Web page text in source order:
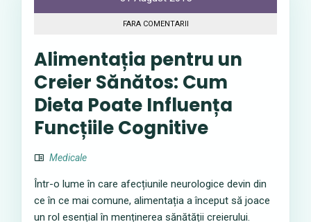
FARA COMENTARII
Alimentația pentru un
Creier Sănătos: Cum
Dieta Poate Influența
Funcțiile Cognitive
Medicale
Într-o lume în care afecțiunile neurologice devin din
ce în ce mai comune, alimentația a început să joace
un rol esențial în menținerea sănătății creierului.